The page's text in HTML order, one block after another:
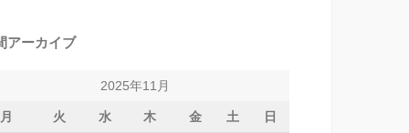
アーカイブ
2025年11月
月 火 水 木 金 土 日